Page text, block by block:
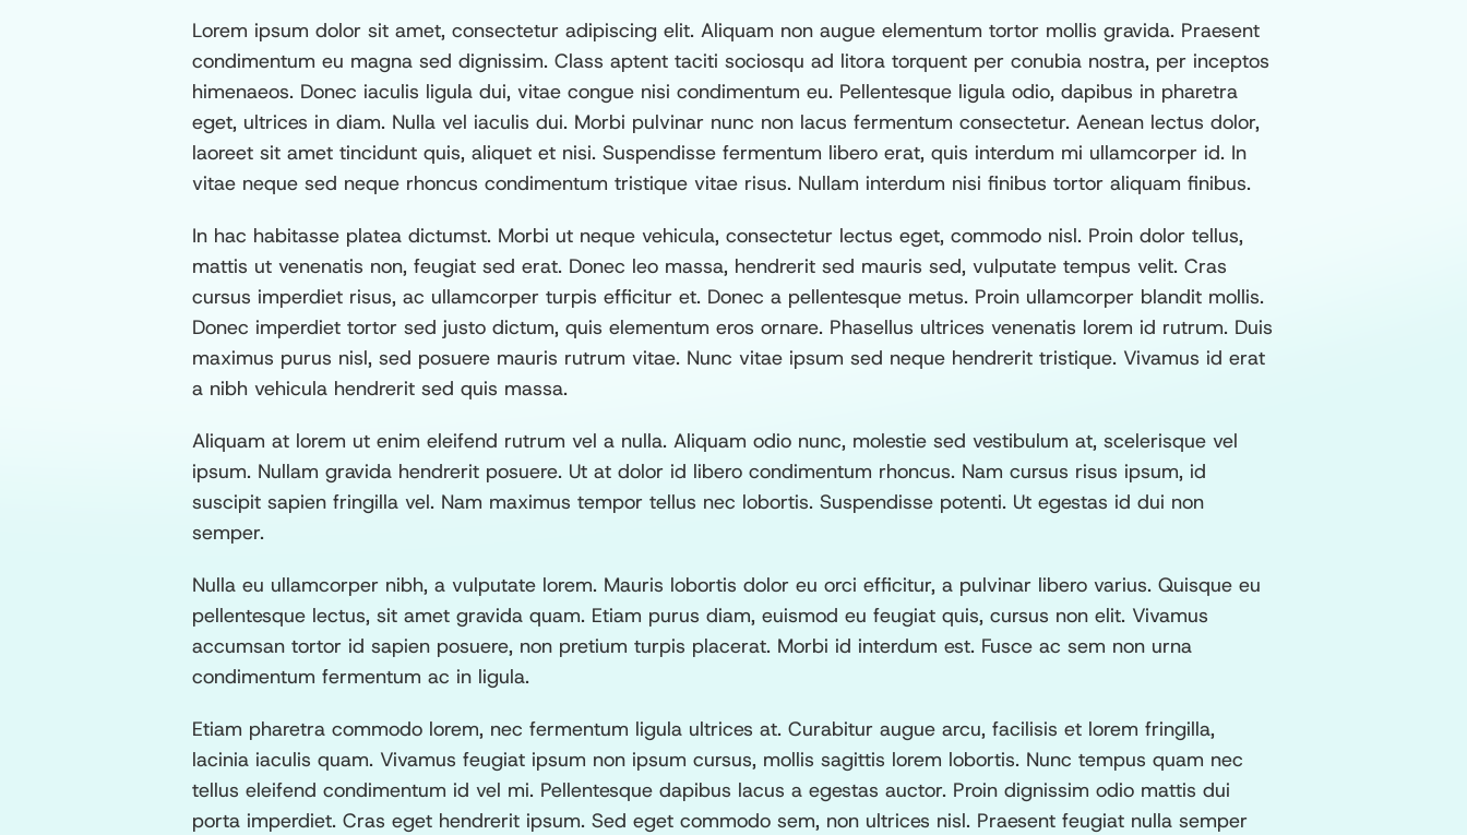
Lorem ipsum dolor sit amet, consectetur adipiscing elit. Aliquam non augue elementum tortor mollis gravida. Praesent
condimentum eu magna sed dignissim. Class aptent taciti sociosqu ad litora torquent per conubia nostra, per inceptos
himenaeos. Donec iaculis ligula dui, vitae congue nisi condimentum eu. Pellentesque ligula odio, dapibus in pharetra
eget, ultrices in diam. Nulla vel iaculis dui. Morbi pulvinar nunc non lacus fermentum consectetur. Aenean lectus dolor,
laoreet sit amet tincidunt quis, aliquet et nisi. Suspendisse fermentum libero erat, quis interdum mi ullamcorper id. In
vitae neque sed neque rhoncus condimentum tristique vitae risus. Nullam interdum nisi finibus tortor aliquam finibus.
In hac habitasse platea dictumst. Morbi ut neque vehicula, consectetur lectus eget, commodo nisl. Proin dolor tellus,
mattis ut venenatis non, feugiat sed erat. Donec leo massa, hendrerit sed mauris sed, vulputate tempus velit. Cras
cursus imperdiet risus, ac ullamcorper turpis efficitur et. Donec a pellentesque metus. Proin ullamcorper blandit mollis.
Donec imperdiet tortor sed justo dictum, quis elementum eros ornare. Phasellus ultrices venenatis lorem id rutrum. Duis
maximus purus nisl, sed posuere mauris rutrum vitae. Nunc vitae ipsum sed neque hendrerit tristique. Vivamus id erat
a nibh vehicula hendrerit sed quis massa.
Aliquam at lorem ut enim eleifend rutrum vel a nulla. Aliquam odio nunc, molestie sed vestibulum at, scelerisque vel
ipsum. Nullam gravida hendrerit posuere. Ut at dolor id libero condimentum rhoncus. Nam cursus risus ipsum, id
suscipit sapien fringilla vel. Nam maximus tempor tellus nec lobortis. Suspendisse potenti. Ut egestas id dui non
semper.
Nulla eu ullamcorper nibh, a vulputate lorem. Mauris lobortis dolor eu orci efficitur, a pulvinar libero varius. Quisque eu
pellentesque lectus, sit amet gravida quam. Etiam purus diam, euismod eu feugiat quis, cursus non elit. Vivamus
accumsan tortor id sapien posuere, non pretium turpis placerat. Morbi id interdum est. Fusce ac sem non urna
condimentum fermentum ac in ligula.
Etiam pharetra commodo lorem, nec fermentum ligula ultrices at. Curabitur augue arcu, facilisis et lorem fringilla,
lacinia iaculis quam. Vivamus feugiat ipsum non ipsum cursus, mollis sagittis lorem lobortis. Nunc tempus quam nec
tellus eleifend condimentum id vel mi. Pellentesque dapibus lacus a egestas auctor. Proin dignissim odio mattis dui
porta imperdiet. Cras eget hendrerit ipsum. Sed eget commodo sem, non ultrices nisl. Praesent feugiat nulla semper